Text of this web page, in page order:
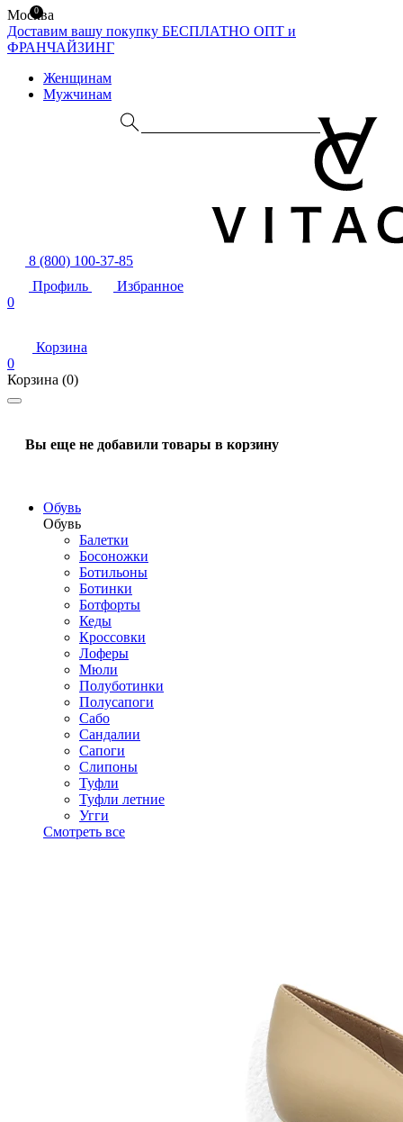
Москва
Доставим вашу покупку БЕСПЛАТНО ОПТ и
ФРАНЧАЙЗИНГ
Женщинам
Мужчинам
8 (800) 100-37-85
Профиль
Избранное
0
Корзина
0
Корзина (0)
Вы еще не добавили товары в корзину
Обувь
Обувь
Балетки
Босоножки
Ботильоны
Ботинки
Ботфорты
Кеды
Кроссовки
Лоферы
Мюли
Полуботинки
Полусапоги
Сабо
Сандалии
Сапоги
Слипоны
Туфли
Туфли летние
Угги
Смотреть все
0